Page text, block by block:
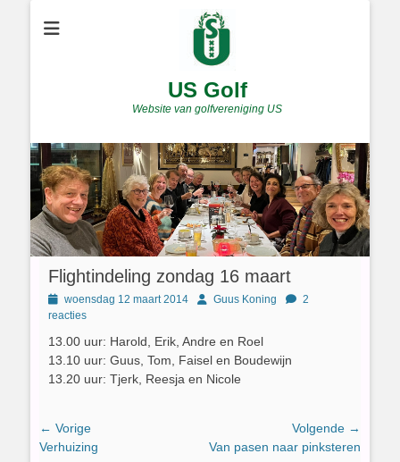
US Golf
Website van golfvereniging US
Flightindeling zondag 16 maart
Geplaatst
op
woensdag 12 maart 2014 AuthorGuus Koning
2
reacties
13.00 uur: Harold, Erik, Andre en Roel
13.10 uur: Guus, Tom, Faisel en Boudewijn
13.20 uur: Tjerk, Reesja en Nicole
Bericht
navigatie
← Vorige
Vorig
Verhuizing
Volgende →
Volgend
Van pasen naar pinksteren